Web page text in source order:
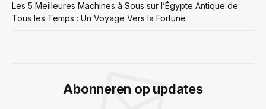
Les 5 Meilleures Machines à Sous sur l’Égypte Antique de
Tous les Temps : Un Voyage Vers la Fortune
Abonneren op updates